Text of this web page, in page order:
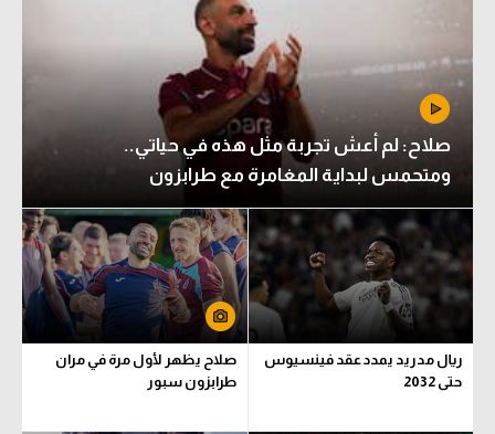
صلاح: لم أعش تجربة مثل هذه في حياتي..
ومتحمس لبداية المغامرة مع طرابزون
ريال مدريد يمدد عقد فينسيوس
حتى 2032
صلاح يظهر لأول مرة في مران
طرابزون سبور